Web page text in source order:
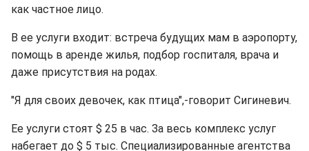
как частное лицо.
В ее услуги входит: встреча будущих мам в аэропорту,
помощь в аренде жилья, подбор госпиталя, врача и
даже присутствия на родах.
"Я для своих девочек, как птица",-говорит Сигиневич.
Ее услуги стоят $ 25 в час. За весь комплекс услуг
набегает до $ 5 тыс. Специализированные агентства